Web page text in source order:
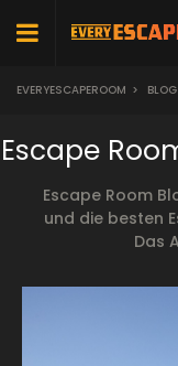
EVERYESCAPEROOM > BLOG
Escape
Escape Room
und die besten
Das